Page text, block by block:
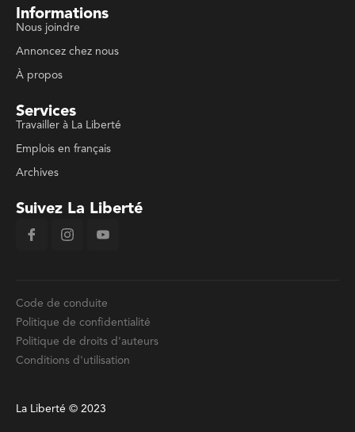
Informations
Nous joindre
Annoncez chez nous
À propos
Services
Travailler à La Liberté
Emplois en français
Archives
Suivez La Liberté
Code de conduite
Politique de confidentialité
Politique de droits d'auteurs
Conditions d'utilisation
La Liberté © 2023